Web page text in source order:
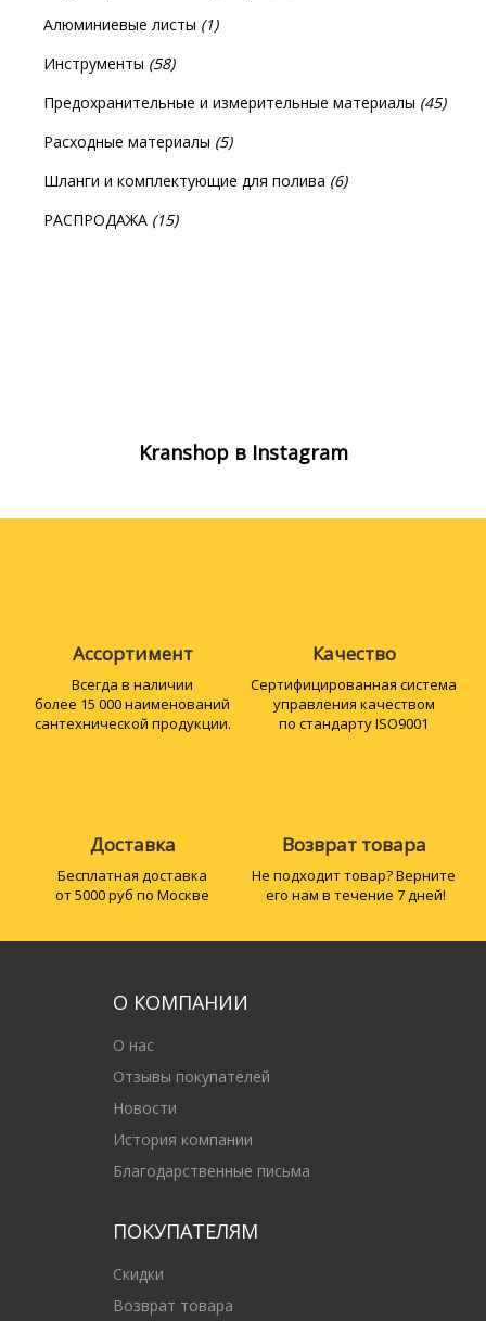
Алюминиевые листы (1)
Инструменты (58)
Предохранительные и измерительные материалы (45)
Расходные материалы (5)
Шланги и комплектующие для полива (6)
РАСПРОДАЖА (15)
Kranshop в Instagram
Ассортимент
Всегда в наличии
более 15 000 наименований
сантехнической продукции.
Качество
Сертифициро­ванная система
управления качеством
по стандарту ISO9001
Доставка
Бесплатная доставка
от 5000 руб по Москве
Возврат товара
Не подходит товар? Верните
его нам в течение 7 дней!
О КОМПАНИИ
О нас
Отзывы покупателей
Новости
История компании
Благодарственные письма
ПОКУПАТЕЛЯМ
Скидки
Возврат товара